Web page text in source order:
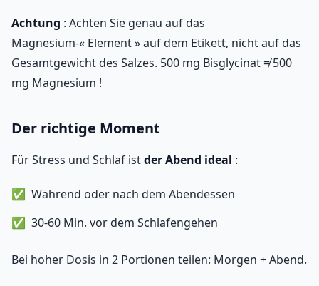
Achtung : Achten Sie genau auf das
Magnesium-« Element » auf dem Etikett, nicht auf das
Gesamtgewicht des Salzes. 500 mg Bisglycinat ≠ 500
mg Magnesium !
Der richtige Moment
Für Stress und Schlaf istder Abend ideal :
Während oder nach dem Abendessen
30-60 Min. vor dem Schlafengehen
Bei hoher Dosis in 2 Portionen teilen: Morgen + Abend.